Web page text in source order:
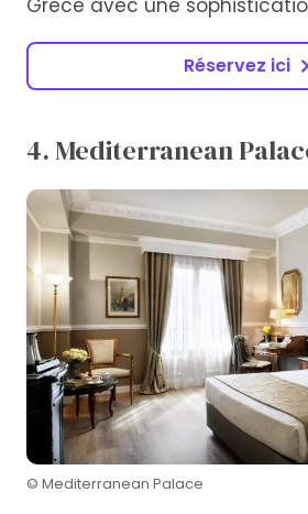
Grèce avec une
Réservez ici
4. Mediterranean
© Mediterranean Palace